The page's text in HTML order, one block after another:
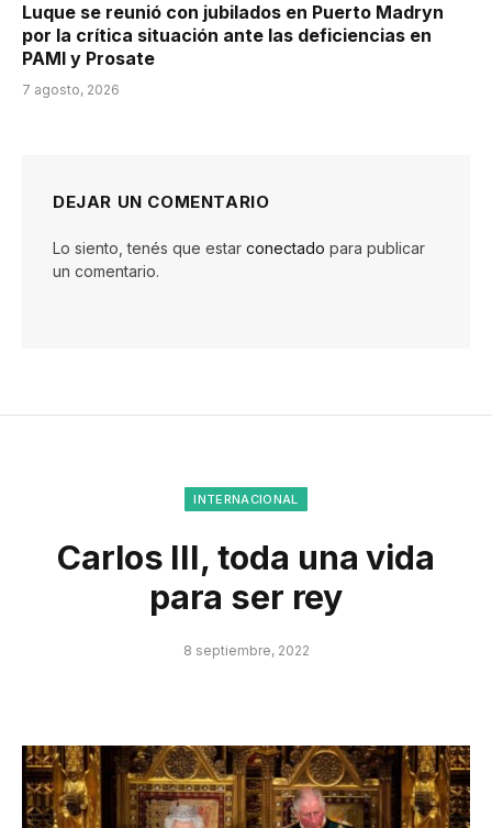
Luque se reunió con jubilados en Puerto Madryn
por la crítica situación ante las deficiencias en
PAMI y Prosate
7 agosto, 2026
DEJAR UN COMENTARIO
Lo siento, tenés que estar conectado para publicar
un comentario.
INTERNACIONAL
Carlos III, toda una vida
para ser rey
8 septiembre, 2022